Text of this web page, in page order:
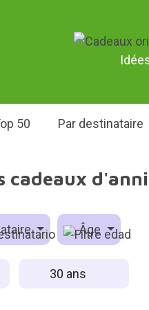
50 Par destinataire
cadeaux
Âge
30 ans